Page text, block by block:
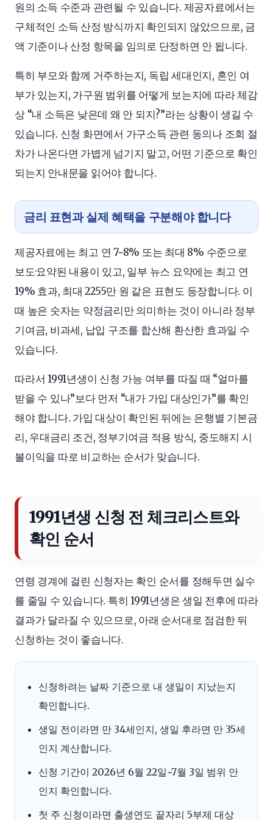
원의 소득 수준과 관련될 수 있습니다. 제공자료에서는
구체적인 소득 산정 방식까지 확인되지 않았으므로, 금
액 기준이나 산정 항목을 임의로 단정하면 안 됩니다.
특히 부모와 함께 거주하는지, 독립 세대인지, 혼인 여
부가 있는지, 가구원 범위를 어떻게 보는지에 따라 체감
상 “내 소득은 낮은데 왜 안 되지?”라는 상황이 생길 수
있습니다. 신청 화면에서 가구소득 관련 동의나 조회 절
차가 나온다면 가볍게 넘기지 말고, 어떤 기준으로 확인
되는지 안내문을 읽어야 합니다.
금리 표현과 실제 혜택을 구분해야 합니다
제공자료에는 최고 연 7~8% 또는 최대 8% 수준으로
보도·요약된 내용이 있고, 일부 뉴스 요약에는 최고 연
19% 효과, 최대 2255만 원 같은 표현도 등장합니다. 이
때 높은 숫자는 약정금리만 의미하는 것이 아니라 정부
기여금, 비과세, 납입 구조를 합산해 환산한 효과일 수
있습니다.
따라서 1991년생이 신청 가능 여부를 따질 때 “얼마를
받을 수 있나”보다 먼저 “내가 가입 대상인가”를 확인
해야 합니다. 가입 대상이 확인된 뒤에는 은행별 기본금
리, 우대금리 조건, 정부기여금 적용 방식, 중도해지 시
불이익을 따로 비교하는 순서가 맞습니다.
1991년생 신청 전 체크리스트와
확인 순서
연령 경계에 걸린 신청자는 확인 순서를 정해두면 실수
를 줄일 수 있습니다. 특히 1991년생은 생일 전후에 따라
결과가 달라질 수 있으므로, 아래 순서대로 점검한 뒤
신청하는 것이 좋습니다.
신청하려는 날짜 기준으로 내 생일이 지났는지
확인합니다.
생일 전이라면 만 34세인지, 생일 후라면 만 35세
인지 계산합니다.
신청 기간이 2026년 6월 22일~7월 3일 범위 안
인지 확인합니다.
첫 주 신청이라면 출생연도 끝자리 5부제 대상